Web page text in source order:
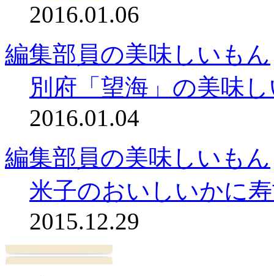
2016.01.06
編集部員の美味しいもん
別府「望海」の美味
2016.01.04
編集部員の美味しいもん
米子のおいしいかに
2015.12.29